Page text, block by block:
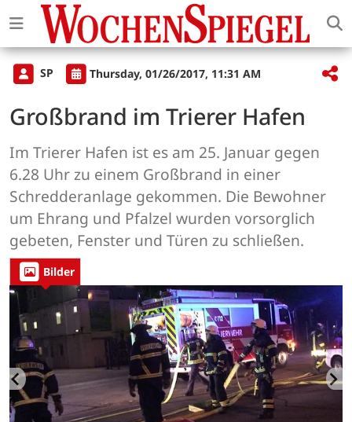
SP Thursday, 01/26/2017, 11:31 AM
Großbrand im Trierer Hafen
Im Trierer Hafen ist es am 25. Januar gegen
6.28 Uhr zu einem Großbrand in einer
Schredderanlage gekommen. Die Bewohner
um Ehrang und Pfalzel wurden vorsorglich
gebeten, Fenster und Türen zu schließen.
Bilder